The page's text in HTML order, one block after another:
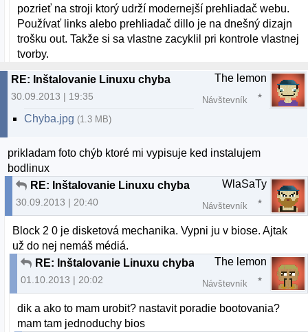
pozrieť na stroji ktorý udrží modernejší prehliadač webu.
Používať links alebo prehliadač dillo je na dnešný dizajn
trošku out. Takže si sa vlastne zacyklil pri kontrole vlastnej
tvorby.
RE: Inštalovanie Linuxu chyba
30.09.2013 | 19:35
The lemon
Návštevník
Chyba.jpg (1.3 MB)
prikladam foto chýb ktoré mi vypisuje ked instalujem
bodlinux
RE: Inštalovanie Linuxu chyba
30.09.2013 | 20:40
WlaSaTy
Návštevník
Block 2 0 je disketová mechanika. Vypni ju v biose. Ajtak
už do nej nemáš médiá.
RE: Inštalovanie Linuxu chyba
01.10.2013 | 20:02
The lemon
Návštevník
dik a ako to mam urobit? nastavit poradie bootovania?
mam tam jednoduchy bios